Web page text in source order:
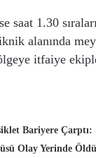
saat 1.30
alanında
itfaiye
Bariyere Çarptı:
Olay Yerinde